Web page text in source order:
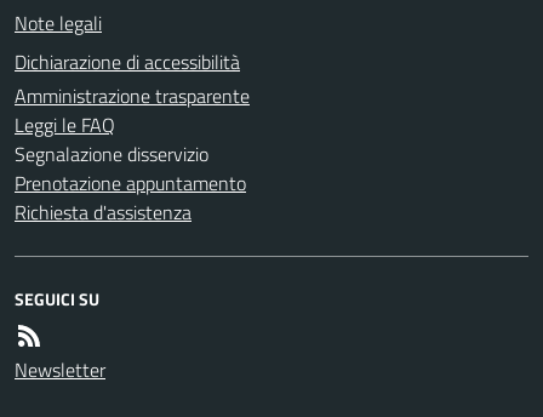
Note legali
Dichiarazione di accessibilità
Amministrazione trasparente
Leggi le FAQ
Segnalazione disservizio
Prenotazione appuntamento
Richiesta d'assistenza
SEGUICI SU
Newsletter